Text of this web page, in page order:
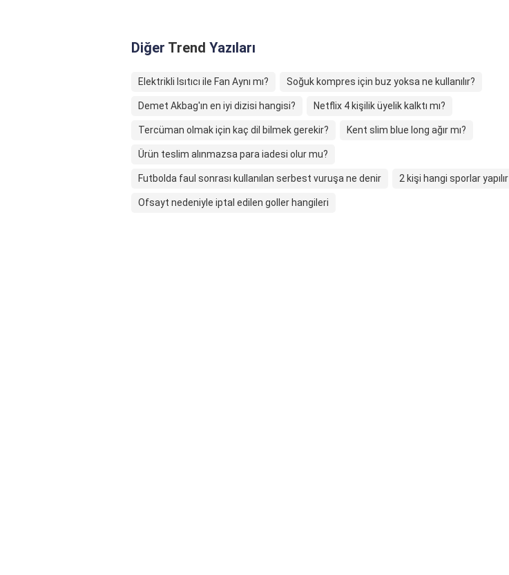
Diğer Trend Yazıları
Elektrikli Isıtıcı ile Fan Aynı mı? Soğuk kompres için buz yoksa ne kullanılır?
Demet Akbag'ın en iyi dizisi hangisi? Netflix 4 kişilik üyelik kalktı mı?
Tercüman olmak için kaç dil bilmek gerekir? Kent slim blue long ağır mı?
Ürün teslim alınmazsa para iadesi olur mu?
Futbolda faul sonrası kullanılan serbest vuruşa ne denir 2 kişi hangi sporlar yapılır
Ofsayt nedeniyle iptal edilen goller hangileri